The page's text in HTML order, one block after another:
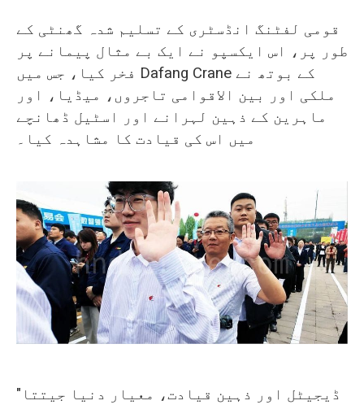
قومی لفٹنگ انڈسٹری کے تسلیم شدہ گھنٹی کے
طور پر، اس ایکسپو نے ایک بے مثال پیمانے پر
فخر کیا، جس میں Dafang Crane کے بوتھ نے
ملکی اور بین الاقوامی تاجروں، میڈیا، اور
ماہرین کے ذہین لہرانے اور اسٹیل ڈھانچے
میں اس کی قیادت کا مشاہدہ کیا۔
"ڈیجیٹل اور ذہین قیادت، معیار دنیا جیتتا